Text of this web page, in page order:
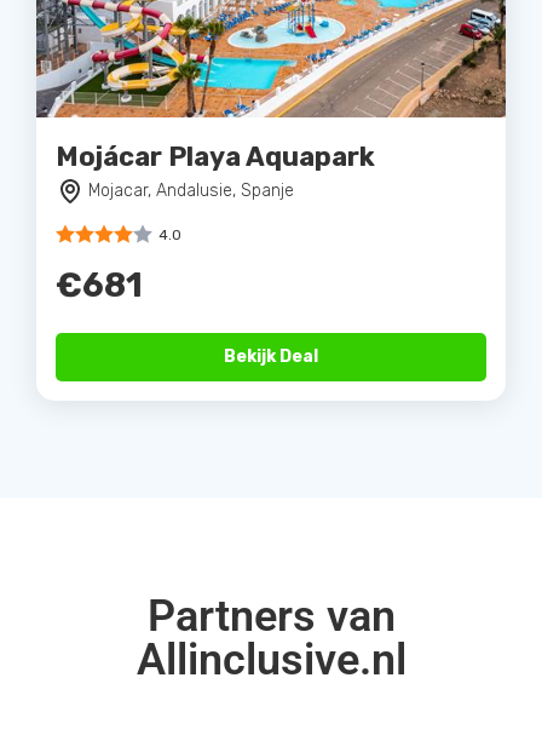
Mojácar Playa Aquapark
Mojacar, Andalusie, Spanje
4.0
€681
Bekijk Deal
Partners van
Allinclusive.nl